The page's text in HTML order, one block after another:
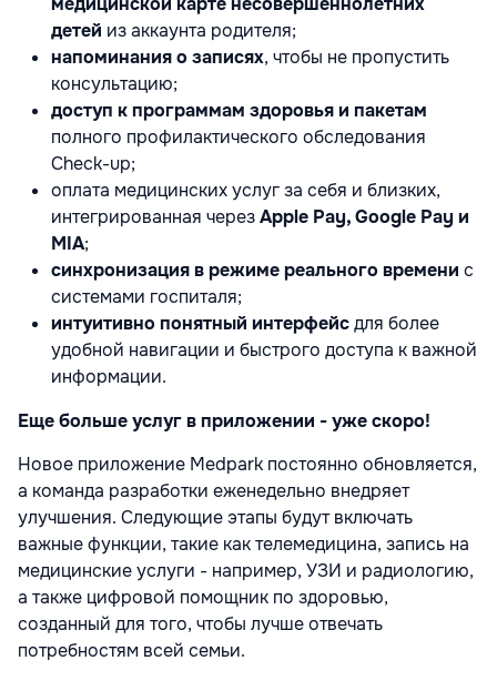
детей из аккаунта родителя;
напоминания о записях, чтобы не пропустить
консультацию;
доступ к программам здоровья и пакетам
полного профилактического обследования
Check-up;
оплата медицинских услуг за себя и близких,
интегрированная черезApple Pay, Google Pay и
MIA;
синхронизация в режиме реального времени с
системами госпиталя;
интуитивно понятный интерфейсдля более
удобной навигации и быстрого доступа к важной
информации.
Еще больше услуг в приложении - уже скоро!
Новое приложение Medpark постоянно обновляется,
а команда разработки еженедельно внедряет
улучшения. Следующие этапы будут включать
важные функции, такие как телемедицина, запись на
медицинские услуги - например, УЗИ и радиологию,
а также цифровой помощник по здоровью,
созданный для того, чтобы лучше отвечать
потребностям всей семьи.